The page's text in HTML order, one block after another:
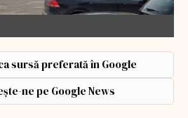
sursă preferată în Google
ne pe Google News